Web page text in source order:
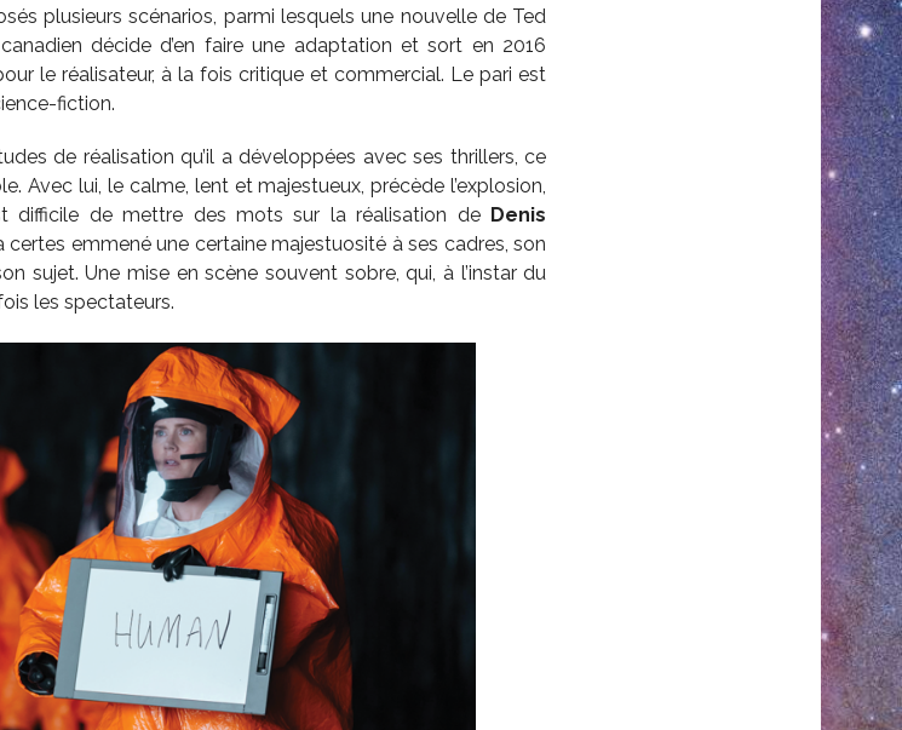
plusieurs scénarios, parmi lesquels une nouvelle de Ted
décide d’en faire une adaptation et sort en 2016
le réalisateur, à la fois critique et commercial. Le pari est
fiction.
de réalisation qu’il a développées avec ses thrillers, ce
Avec lui, le calme, lent et majestueux, précède l’explosion,
difficile de mettre des mots sur la réalisation de Denis
emmené une certaine majestuosité à ses cadres, son
sujet. Une mise en scène souvent sobre, qui, à l’instar du
les spectateurs.